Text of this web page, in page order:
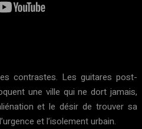
contrastes. Les guitares post-
une ville qui ne dort jamais,
et le désir de trouver sa
et l’isolement urbain.